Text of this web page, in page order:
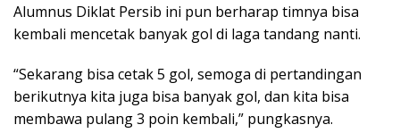
Alumnus Diklat Persib ini pun berharap timnya bisa
kembali mencetak banyak gol di laga tandang nanti.
“Sekarang bisa cetak 5 gol, semoga di pertandingan
berikutnya kita juga bisa banyak gol, dan kita bisa
membawa pulang 3 poin kembali,” pungkasnya.